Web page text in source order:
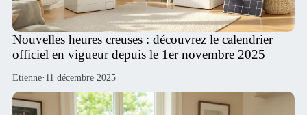
Nouvelles heures creuses : découvrez le calendrier
officiel en vigueur depuis le 1er novembre 2025
Etienne· 11 décembre 2025